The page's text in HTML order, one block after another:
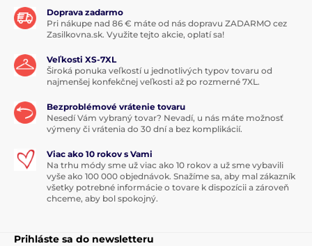
Doprava zadarmo
Pri nákupe nad 86 € máte od nás dopravu ZADARMO cez
Zasilkovna.sk. Využite tejto akcie, oplatí sa!
Veľkosti XS-7XL
Široká ponuka veľkostí u jednotlivých typov tovaru od
najmenšej konfekčnej veľkosti až po rozmerné 7XL.
Bezproblémové vrátenie tovaru
Nesedí Vám vybraný tovar? Nevadí, u nás máte možnosť
výmeny či vrátenia do 30 dní a bez komplikácií.
Viac ako 10 rokov s Vami
Na trhu módy sme už viac ako 10 rokov a už sme vybavili
vyše ako 100 000 objednávok. Snažíme sa, aby mal zákazník
všetky potrebné informácie o tovare k dispozícii a zároveň
chceme, aby bol spokojný.
Prihláste sa do newsletteru